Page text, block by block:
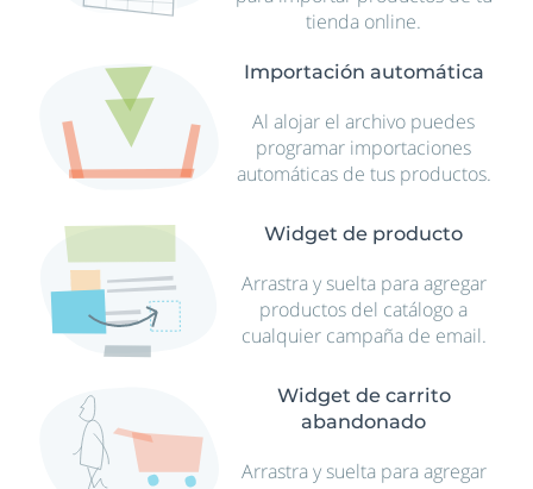
tienda online.
Importación automática
Al alojar el archivo puedes
programar importaciones
automáticas de tus productos.
Widget de producto
Arrastra y suelta para agregar
productos del catálogo a
cualquier campaña de email.
Widget de carrito
abandonado
Arrastra y suelta para agregar